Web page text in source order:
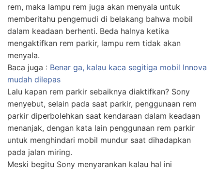
rem, maka lampu rem juga akan menyala untuk
memberitahu pengemudi di belakang bahwa mobil
dalam keadaan berhenti. Beda halnya ketika
mengaktifkan rem parkir, lampu rem tidak akan
menyala.
Baca juga : Benar ga, kalau kaca segitiga mobil Innova
mudah dilepas
Lalu kapan rem parkir sebaiknya diaktifkan? Sony
menyebut, selain pada saat parkir, penggunaan rem
parkir diperbolehkan saat kendaraan dalam keadaan
menanjak, dengan kata lain penggunaan rem parkir
untuk menghindari mobil mundur saat dihadapkan
pada jalan miring.
Meski begitu Sony menyarankan kalau hal ini